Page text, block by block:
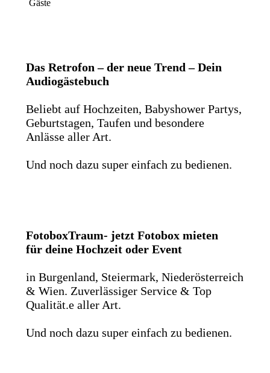
Gäste
Das Retrofon – der neue Trend – Dein
Audiogästebuch
Beliebt auf Hochzeiten, Babyshower Partys,
Geburtstagen, Taufen und besondere
Anlässe aller Art.
Und noch dazu super einfach zu bedienen.
FotoboxTraum- jetzt Fotobox mieten
für deine Hochzeit oder Event
in Burgenland, Steiermark, Niederösterreich
& Wien. Zuverlässiger Service & Top
Qualität.e aller Art.
Und noch dazu super einfach zu bedienen.